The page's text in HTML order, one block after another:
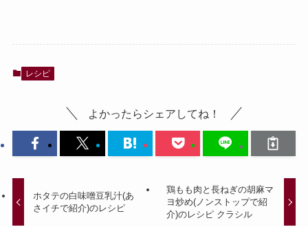
レシピ
よかったらシェアしてね！
ホタテの白味噌豆乳汁(あ
さイチで紹介)のレシピ
鶏もも肉と長ねぎの胡麻マ
ヨ炒め(ノンストップで紹
介)のレシピ クラシル